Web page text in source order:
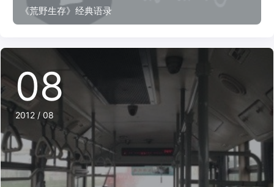
《荒野生存》经典语录
08
2012 / 08